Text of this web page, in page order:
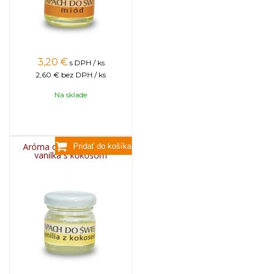
3,20 € s DPH / ks
2,60 € bez DPH / ks
Na sklade
Aróma do sviečok, 25g -
vanilka s kokosom